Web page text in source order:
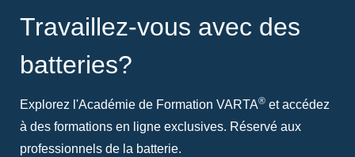
Travaillez-vous avec des
batteries?
Explorez l'Académie de Formation VARTA® et accédez
à des formations en ligne exclusives. Réservé aux
professionnels de la batterie.